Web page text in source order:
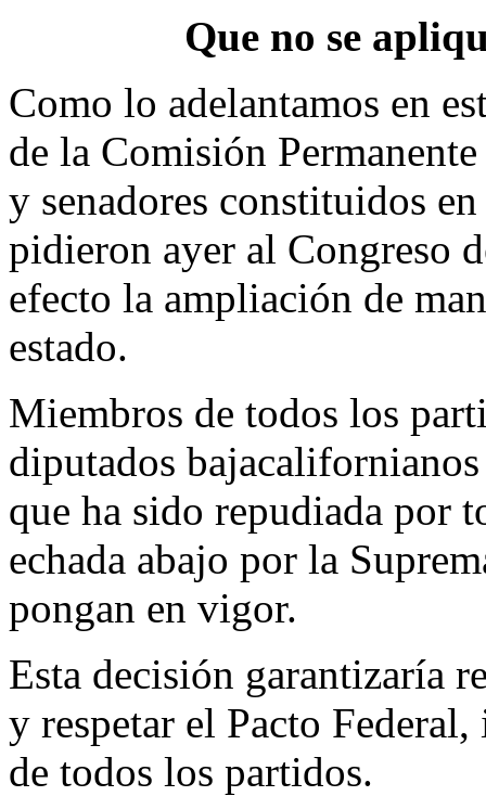
Que no se
Como lo adelantamos en
de la Comisión
y senadores constituidos
pidieron ayer al Congreso
efecto la ampliación de
estado.
Miembros de todos los
diputados
que ha sido repudiada por
echada abajo por la
pongan en vigor.
Esta decisión garantizaría
y respetar el Pacto
de todos los partidos.